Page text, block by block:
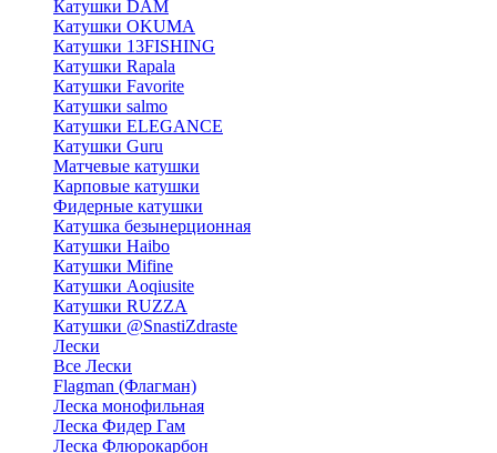
Катушки DAM
Катушки OKUMA
Катушки 13FISHING
Катушки Rapala
Катушки Favorite
Катушки salmo
Катушки ELEGANCE
Катушки Guru
Матчевые катушки
Карповые катушки
Фидерные катушки
Катушка безынерционная
Катушки Haibo
Катушки Mifine
Катушки Aoqiusite
Катушки RUZZA
Катушки @SnastiZdraste
Лески
Все Лески
Flagman (Флагман)
Леска монофильная
Леска Фидер Гам
Леска Флюрокарбон